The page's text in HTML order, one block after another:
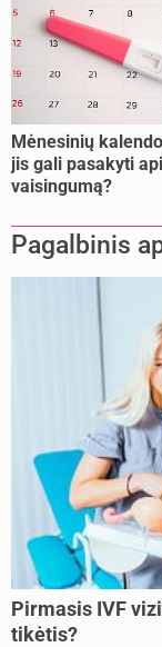
Mėnesinių
jis gali pasakyti
vaisingumą?
Pagalbinis
Pirmasis IVF
tikėtis?